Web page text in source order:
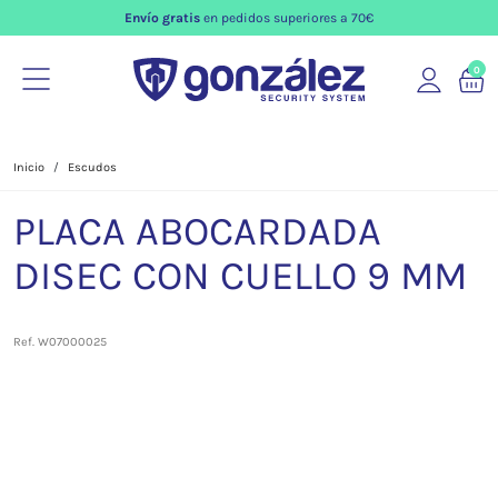
Envío gratis en pedidos superiores a 70€
0
Inicio Escudos
PLACA ABOCARDADA
DISEC CON CUELLO 9 MM
Ref. W07000025